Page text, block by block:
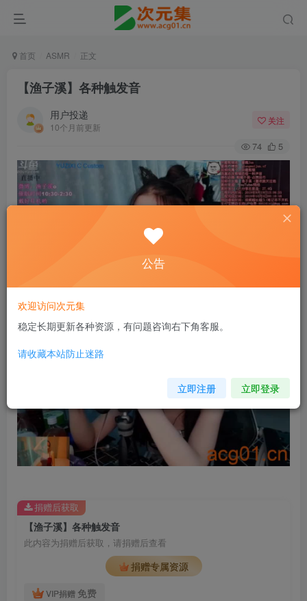
首页 ASMR 正文
【渔子溪】各种触发音
用户投递
10个月前更新
关注
74 5
【渔子溪】各种触发音
此内容为捐赠后获取，请捐赠后查看
捐赠专属资源
VIP捐赠 免费
捐赠后获取
公告
欢迎访问次元集
稳定长期更新各种资源，有问题咨询右下角客服。
请收藏本站防止迷路
立即注册 立即登录